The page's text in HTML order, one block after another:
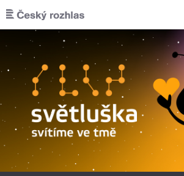
Přejít k hlavnímu obsahu